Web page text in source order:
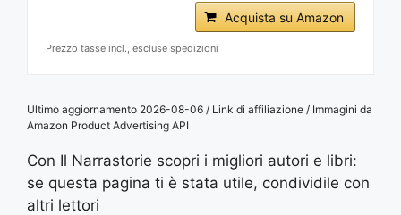
Acquista su Amazon
Prezzo tasse incl., escluse spedizioni
Ultimo aggiornamento 2026-08-06 / Link di affiliazione / Immagini da
Amazon Product Advertising API
Con Il Narrastorie scopri i migliori autori e libri:
se questa pagina ti è stata utile, condividile con
altri lettori